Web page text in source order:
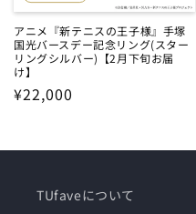
アニメ『新テニスの王子様』手塚
国光バースデー記念リング(スター
リングシルバー)【2月下旬お届
け】
通
¥22,000
TUfaveについて